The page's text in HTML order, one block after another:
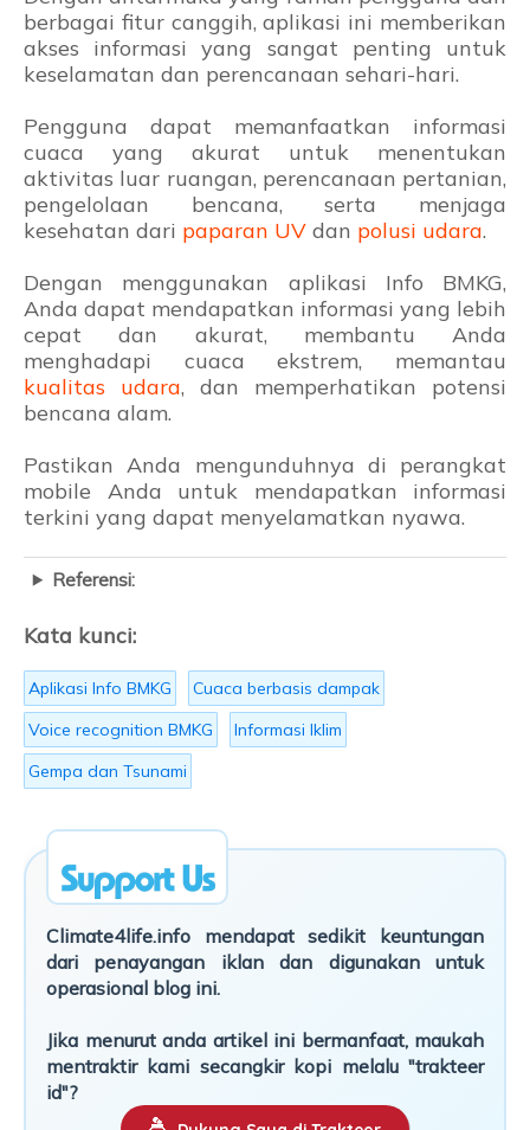
berbagai fitur canggih, aplikasi ini memberikan
akses informasi yang sangat penting untuk
keselamatan dan perencanaan sehari-hari.
Pengguna dapat memanfaatkan informasi
cuaca yang akurat untuk menentukan
aktivitas luar ruangan, perencanaan pertanian,
pengelolaan bencana, serta menjaga
kesehatan dari paparan UV dan polusi udara.
Dengan menggunakan aplikasi Info BMKG,
Anda dapat mendapatkan informasi yang lebih
cepat dan akurat, membantu Anda
menghadapi cuaca ekstrem, memantau
kualitas udara, dan memperhatikan potensi
bencana alam.
Pastikan Anda mengunduhnya di perangkat
mobile Anda untuk mendapatkan informasi
terkini yang dapat menyelamatkan nyawa.
Referensi:
Kata kunci:
Aplikasi Info BMKG
Cuaca berbasis dampak
Voice recognition BMKG
Informasi Iklim
Gempa dan Tsunami
Climate4life.info mendapat sedikit keuntungan
dari penayangan iklan dan digunakan untuk
operasional blog ini.
Jika menurut anda artikel ini bermanfaat, maukah
mentraktir kami secangkir kopi melalu "trakteer
id"?